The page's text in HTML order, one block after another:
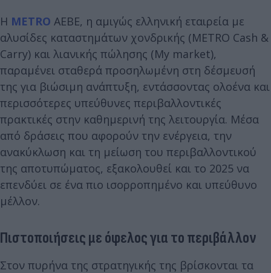
Η METRO ΑΕΒΕ, η αμιγώς ελληνική εταιρεία με
αλυσίδες καταστημάτων χονδρικής (METRO Cash &
Carry) και λιανικής πώλησης (My market),
παραμένει σταθερά προσηλωμένη στη δέσμευσή
της για βιώσιμη ανάπτυξη, εντάσσοντας ολοένα και
περισσότερες υπεύθυνες περιβαλλοντικές
πρακτικές στην καθημερινή της λειτουργία. Μέσα
από δράσεις που αφορούν την ενέργεια, την
ανακύκλωση και τη μείωση του περιβαλλοντικού
της αποτυπώματος, εξακολουθεί και το 2025 να
επενδύει σε ένα πιο ισορροπημένο και υπεύθυνο
μέλλον.
Πιστοποιήσεις με όφελος για το περιβάλλον
Στον πυρήνα της στρατηγικής της βρίσκονται τα